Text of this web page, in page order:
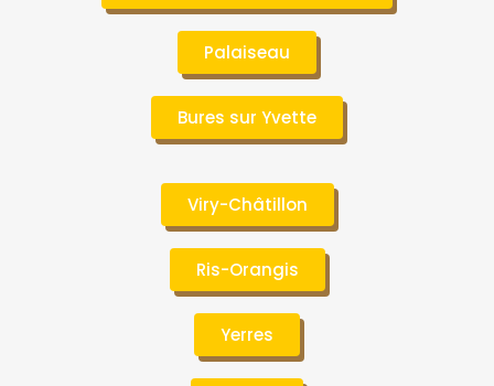
Palaiseau
Bures sur Yvette
Viry-Châtillon
Ris-Orangis
Yerres